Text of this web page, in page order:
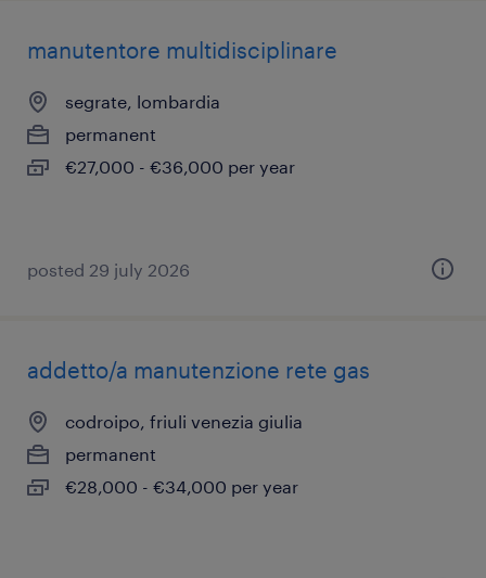
manutentore multidisciplinare
segrate, lombardia
permanent
€27,000 - €36,000 per year
posted 29 july 2026
addetto/a manutenzione rete gas
codroipo, friuli venezia giulia
permanent
€28,000 - €34,000 per year